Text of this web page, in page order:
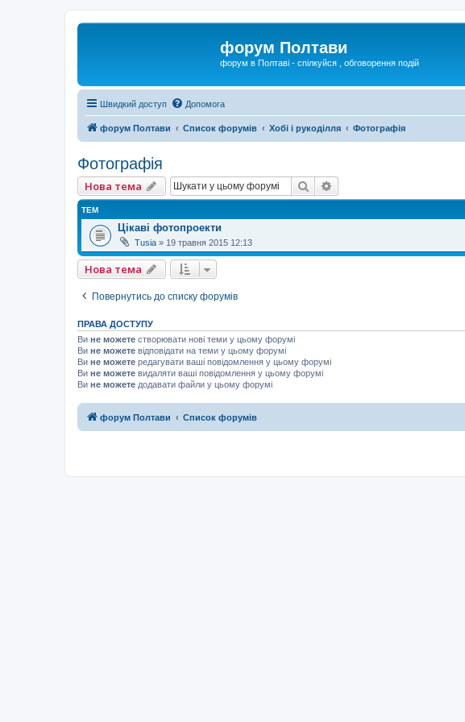
форум Полтави
форум в Полтаві - спілкуйся , обговорення подій
Швидкий доступ Допомога
форум Полтави Список форумів Хобі і рукоділля Фотографія
Фотографія
Нова тема Пошук
ТЕМ
Цікаві фотопроекти
Tusia » 19 травня 2015 12:13
Нова тема
Повернутись до списку форумів
ПРАВА ДОСТУПУ
Ви не можете створювати нові теми у цьому форумі
Ви не можете відповідати на теми у цьому форумі
Ви не можете редагувати ваші повідомлення у цьому форумі
Ви не можете видаляти ваші повідомлення у цьому форумі
Ви не можете додавати файли у цьому форумі
форум Полтави Список форумів